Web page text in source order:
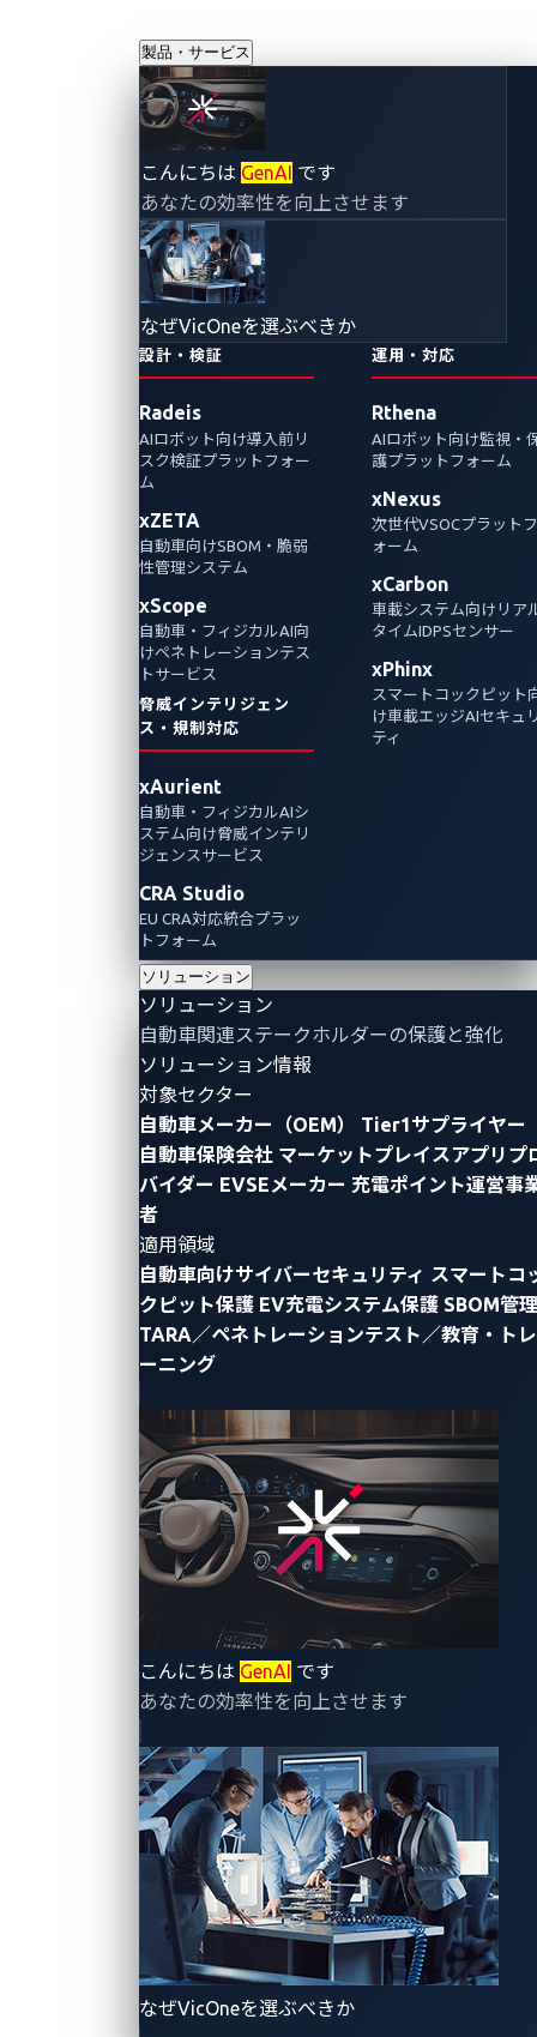
製品・サービス
こんにちは GenAI です
あなたの効率性を向上させます
なぜVicOneを選ぶべきか
設計・検証
Radeis
AIロボット向け導入前リ
スク検証プラットフォー
ム
xZETA
自動車向けSBOM・脆弱
性管理システム
xScope
自動車・フィジカルAI向
けペネトレーションテス
トサービス
脅威インテリジェン
ス・規制対応
xAurient
自動車・フィジカルAIシ
ステム向け脅威インテリ
ジェンスサービス
CRA Studio
EU CRA対応統合プラッ
トフォーム
運用・対応
Rthena
AIロボット向け監視・
護プラットフォーム
xNexus
次世代VSOCプラットフ
ォーム
xCarbon
車載システム向けリア
タイムIDPSセンサー
xPhinx
スマートコックピット
け車載エッジAIセキュ
ティ
ソリューション
ソリューション
自動車関連ステークホルダーの保護と強化
ソリューション情報
対象セクター
自動車メーカー（OEM）
Tier1サプライヤー
自動車保険会社 マーケットプレイスアプリプ
バイダー EVSEメーカー 充電ポイント運営事
者
適用領域
自動車向けサイバーセキュリティ スマートコ
クピット保護 EV充電システム保護 SBOM管理
TARA／ペネトレーションテスト／教育・トレ
ーニング
こんにちは GenAI です
あなたの効率性を向上させます
なぜVicOneを選ぶべきか
サイバーインシデ
ントが自動車メー
カーを停止させ
る：サプライチェ
ーンセキュリティ
への警鐘
2025年9月26日
Ziv Chang
英国を象徴する自動車メーカーを襲ったサイ
バーインシデントを検証し、自動車業界が今
まさに想定される同様のサプライチェーン攻
撃から、どのように防御できるかを重点的に
考察します。
Automotive Cybersecurity Vulnerabilities
By Ziv Chang
本年9月上旬、Jaguar Land Rover（以下、JLR）は、
サイバー攻撃の被害を受け、工場の操業停止を余儀な
くされたことを公式に発表しました。現在（2025年9
月末時点）もなお、同社の生産ネットワーク全体にお
このインシデントは、現代の自動車サプライチェーン
がいかに脆弱であるかを痛烈に思い知らせるもので
す。現代の自動車メーカー（OEM）は、ソフトウェア
主導の業務と世界中に分散したサプライヤーに大きく
依存しています。これは、ITシステム、サプライヤ
ー、サードパーティ製ツールの何処かにひとつでも脆
弱点があれば、インシデントが瞬く間に波及する可能
性があることを意味します。その結果として、工場の
操業停止、財務的損失、生産の長期遅延が生じます。
本ブログでは、本件に関して現時点で分かっている経
緯を概説し、IT業界および自動車業界における他の顕
著なサプライチェーン攻撃事例と比較するとともに、
自動車メーカーがサプライヤーネットワーク全体のサ
イバーリスクを軽減するために講じ得る実践的な対策